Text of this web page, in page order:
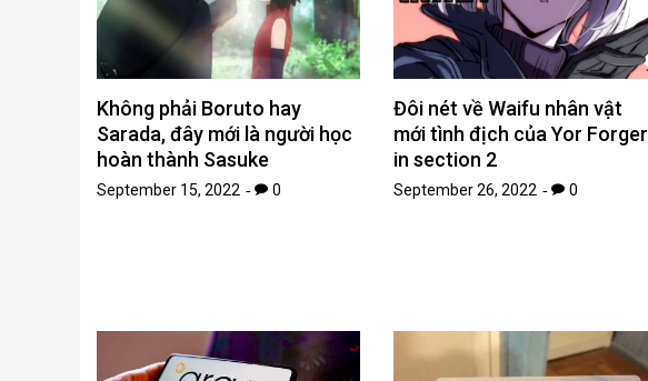
Không phải Boruto hay
Sarada, đây mới là người học
hoàn thành Sasuke
September 15, 2022 0
Đôi nét về Waifu nhân vật
mới tình địch của Yor Forger
in section 2
September 26, 2022 0